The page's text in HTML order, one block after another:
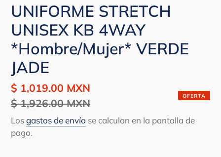
UNIFORME STRETCH
UNISEX KB 4WAY
*Hombre/Mujer* VERDE
JADE
Precio
de
venta
$ 1,019.00 MXN
$ 1,926.00 MXN
OFERTA
Losgastos de envío se calculan en la pantalla de
pago.